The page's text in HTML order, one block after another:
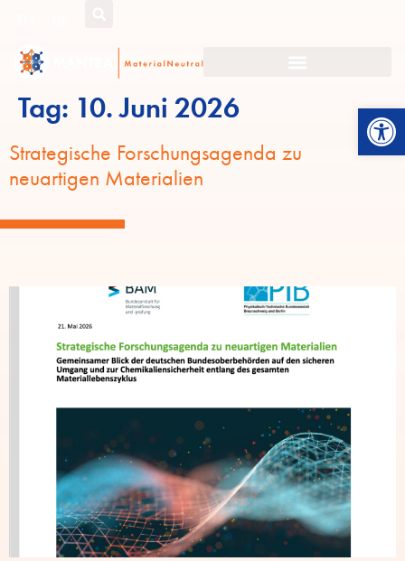
Tag: 10. Juni 2026
Strategische Forschungsagenda zu
neuartigen Materialien